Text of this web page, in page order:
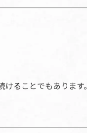
ることでもあります。